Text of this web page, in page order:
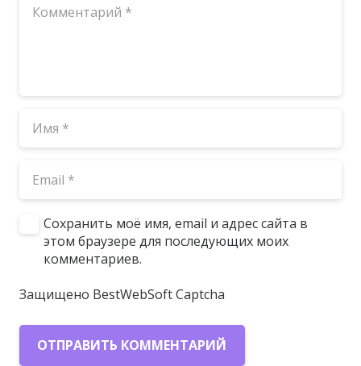
Сохранить моё имя, email и адрес сайта в
этом браузере для последующих моих
комментариев.
Защищено BestWebSoft Captcha
ОТПРАВИТЬ КОММЕНТАРИЙ